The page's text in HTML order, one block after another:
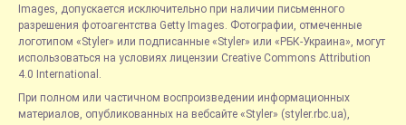
Images, допускается исключительно при наличии письменного
разрешения фотоагентства Getty Images. Фотографии, отмеченные
логотипом «Styler» или подписанные «Styler» или «РБК-Украина», могут
использоваться на условиях лицензии Creative Commons Attribution
4.0 International.
При полном или частичном воспроизведении информационных
материалов, опубликованных на вебсайте «Styler» (styler.rbc.ua),